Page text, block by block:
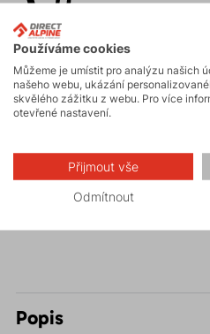
ferraty
Vysokohorská
turistika
Volnočasové –
Casual
Popis
Používáme cookies
Můžeme je umístit pro analýzu našich
našeho webu, ukázání
skvělého zážitku z webu. Pro více
otevřené nastavení.
Přijmout vše
Odmítnout